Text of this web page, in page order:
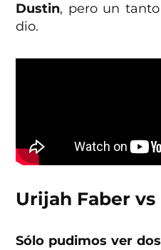
Dustin, pero un
dio.
Urijah Faber
Sólo pudimos ver